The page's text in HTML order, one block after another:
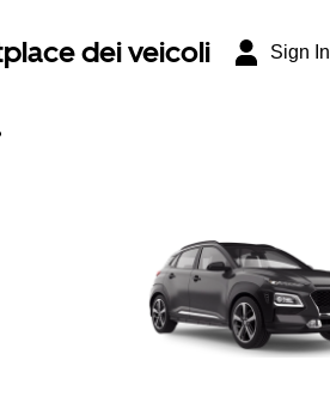
dei veicoli Sign In